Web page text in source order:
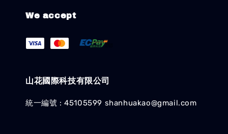
We accept
山花國際科技有限公司
統一編號 : 45105599 shanhuakao@gmail.com